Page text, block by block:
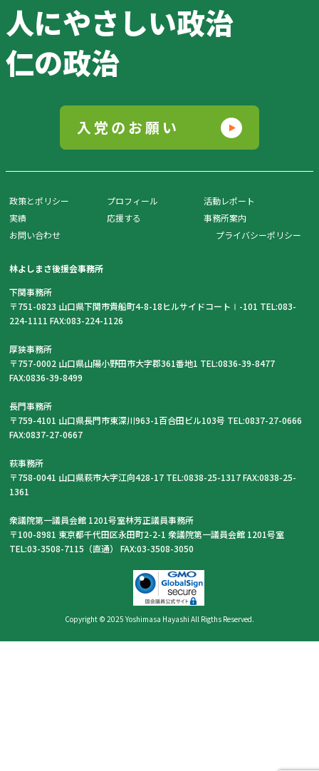
人にやさしい政治
仁の政治
入党のお願い
政策とポリシー プロフィール
活動レポート
実績
応援する
事務所案内
お問い合わせ
プライバシーポリシー
Copyright © 2025 Yoshimasa Hayashi All Rigths Reserved.
林よしまさ後援会事務所
下関事務所
〒751-0823 山口県下関市貴船町4-8-18ヒルサイドコートⅠ-101 TEL:083-
224-1111 FAX:083-224-1126
厚狭事務所
〒757-0002 山口県山陽小野田市大字郡361番地1 TEL:0836-39-8477
FAX:0836-39-8499
長門事務所
〒759-4101 山口県長門市東深川963-1百合田ビル103号 TEL:0837-27-0666
FAX:0837-27-0667
萩事務所
〒758-0041 山口県萩市大字江向428-17 TEL:0838-25-1317 FAX:0838-25-
1361
衆議院第一議員会館 1201号室林芳正議員事務所
〒100-8981 東京都千代田区永田町2-2-1 衆議院第一議員会館 1201号室
TEL:03-3508-7115（直通） FAX:03-3508-3050